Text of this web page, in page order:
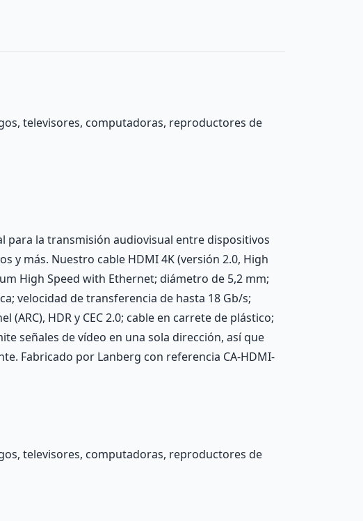
televisores, computadoras, reproductores de
para la transmisión audiovisual entre dispositivos
y más. Nuestro cable HDMI 4K (versión 2.0, High
High Speed with Ethernet; diámetro de 5,2 mm;
velocidad de transferencia de hasta 18 Gb/s;
(ARC), HDR y CEC 2.0; cable en carrete de plástico;
señales de vídeo en una sola dirección, así que
Fabricado por Lanberg con referencia CA-HDMI-
televisores, computadoras, reproductores de